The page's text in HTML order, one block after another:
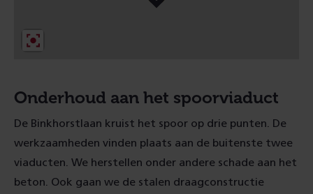
Onderhoud aan het spoorviaduct
De Binkhorstlaan kruist het spoor op drie punten. De
werkzaamheden vinden plaats aan de buitenste twee
viaducten. We herstellen onder andere schade aan het
beton. Ook gaan we de stalen draagconstructie